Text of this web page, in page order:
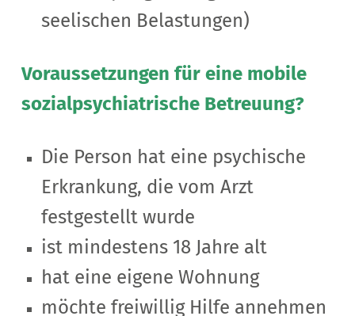
seelischen Belastungen)
Voraussetzungen für eine mobile
sozialpsychiatrische Betreuung?
Die Person hat eine psychische
Erkrankung, die vom Arzt
festgestellt wurde
ist mindestens 18 Jahre alt
hat eine eigene Wohnung
möchte freiwillig Hilfe annehmen